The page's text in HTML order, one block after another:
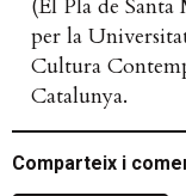
(El Pla de
per la
Cultura
Catalunya.
Comparteix i